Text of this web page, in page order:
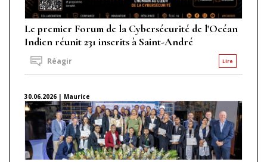
Le premier Forum de la Cybersécurité de l'Océan
Indien réunit 231 inscrits à Saint-André
Lire
Réagir
30.06.2026 | Maurice